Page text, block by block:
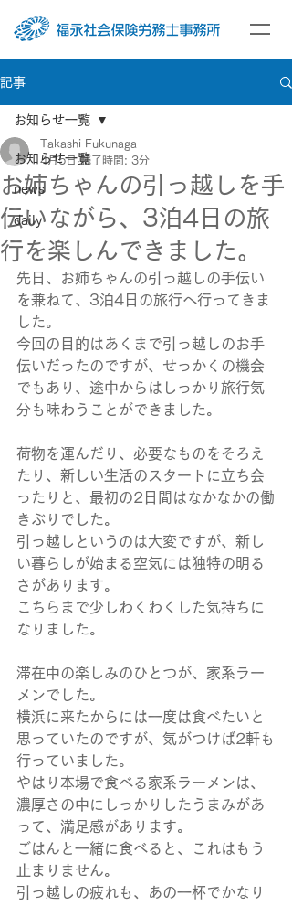
記事
お知らせ一覧
news
daily
お知らせ一覧
お姉ちゃんの引っ越しを手
伝いながら、3泊4日の旅
行を楽しんできました。
Takashi Fukunaga
4月5日 読了時間: 3分
先日、お姉ちゃんの引っ越しの手伝い
を兼ねて、3泊4日の旅行へ行ってきま
した。
今回の目的はあくまで引っ越しのお手
伝いだったのですが、せっかくの機会
でもあり、途中からはしっかり旅行気
分も味わうことができました。
荷物を運んだり、必要なものをそろえ
たり、新しい生活のスタートに立ち会
ったりと、最初の2日間はなかなかの働
きぶりでした。
引っ越しというのは大変ですが、新し
い暮らしが始まる空気には独特の明る
さがあります。
こちらまで少しわくわくした気持ちに
なりました。
滞在中の楽しみのひとつが、家系ラー
メンでした。
横浜に来たからには一度は食べたいと
思っていたのですが、気がつけば2軒も
行っていました。
やはり本場で食べる家系ラーメンは、
濃厚さの中にしっかりしたうまみがあ
って、満足感があります。
ごはんと一緒に食べると、これはもう
止まりません。
引っ越しの疲れも、あの一杯でかなり